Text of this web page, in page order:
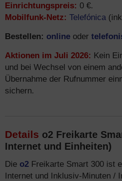
Einrichtungspreis: 0 €.
Mobilfunk-Netz: Telefónica
Bestellen: online oder
Aktionen im Juli 2026: Kein
und bei Wechsel von einem
Übernahme der Rufnummer
sichern.
Details o2 Freikarte
Internet und Einheiten)
Die o2 Freikarte Smart 300 ist
Internet und Inklusiv-Minuten /